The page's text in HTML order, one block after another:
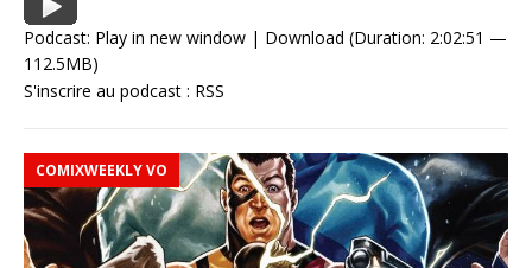
Podcast: Play in new window | Download (Duration: 2:02:51 —
112.5MB)
S'inscrire au podcast : RSS
COMIXWEEKLY VO